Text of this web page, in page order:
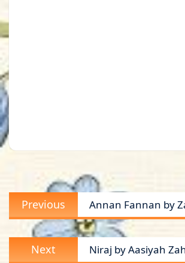
Post
navigation
Previous
Previous
post:
Annan Fannan by
Next
Next
post:
Niraj by Aasiyah